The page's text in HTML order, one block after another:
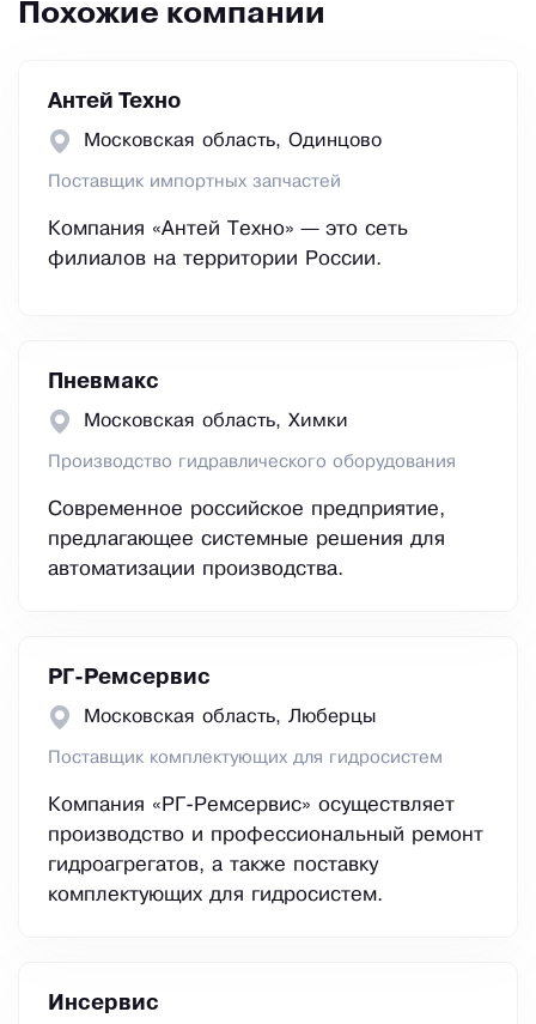
Похожие компании
Антей Техно
Московская область, Одинцово
Поставщик импортных запчастей
Компания «Антей Техно» — это сеть
филиалов на территории России.
Пневмакс
Московская область, Химки
Производство гидравлического оборудования
Современное российское предприятие,
предлагающее системные решения для
автоматизации производства.
РГ-Ремсервис
Московская область, Люберцы
Поставщик комплектующих для гидросистем
Компания «РГ-Ремсервис» осуществляет
производство и профессиональный ремонт
гидроагрегатов, а также поставку
комплектующих для гидросистем.
Инсервис